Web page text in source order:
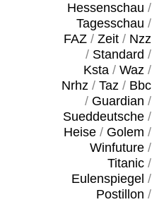
Hessenschau /
Tagesschau /
FAZ/ Zeit/ Nzz
/ Standard /
Ksta/ Waz/
Nrhz/ Taz/ Bbc
/ Guardian /
Sueddeutsche/
Heise/ Golem /
Winfuture/
Titanic/
Eulenspiegel /
Postillon /